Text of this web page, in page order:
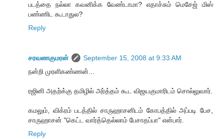
படத்தை நல்லா கவனிக்க வேண்டாமா? எதாச்சும் மெசேஜ் மிஸ்
பண்ணிட கூடாதுல?
Reply
சரவணகுமரன்
September 15, 2008 at 9:33 AM
நன்றி முரளிகண்ணன்...
ரஜினி அதற்க்கு தமிழில் அர்த்தம் கூட விஜயகுமாரிடம் சொல்லுவார்.
கமலும், விக்ரம் படத்தில் சாருஹாசனிடம் கோபத்தில் அப்படி பேச,
சாருஹாசன் "கெட்ட வார்த்தெல்லாம் பேசாதப்பா" என்பார்.
Reply